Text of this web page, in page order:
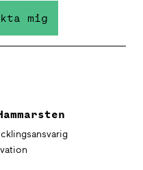
mig